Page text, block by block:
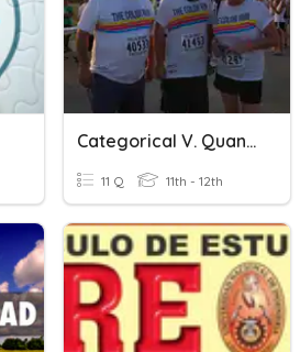
Categorical V. Quantitative
11 Q 11th - 12th